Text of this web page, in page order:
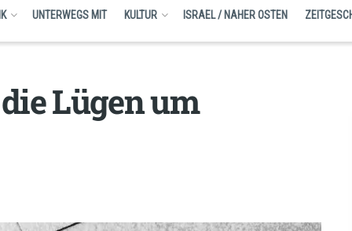
UNTERWEGS MIT KULTUR ISRAEL / NAHER OSTEN
Lügen um